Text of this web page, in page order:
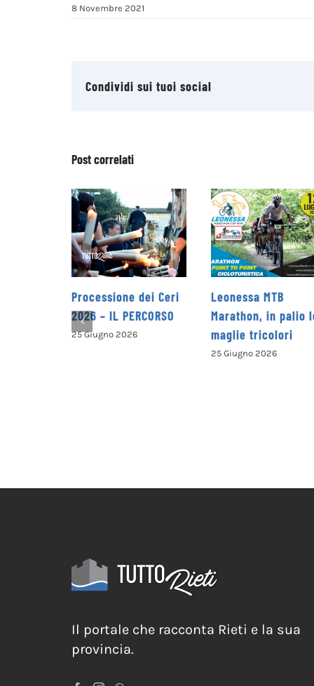
8 Novembre 2021
Condividi sui tuoi social
Post correlati
Leonessa MTB
Marathon, in palio le
maglie tricolori
la Pro Loco di
Petrella Salto
presenta il nuovo
opuscolo dedicato
Il portale che racconta Rieti e la sua
provincia.